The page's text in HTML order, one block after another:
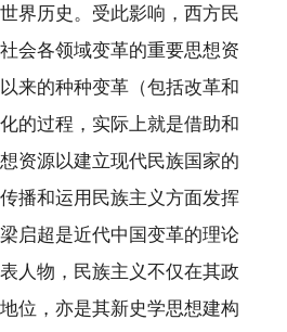
界历史。受此影响，西方民
会各领域变革的重要思想资
来的种种变革（包括改革和
的过程，实际上就是借助和
资源以建立现代民族国家的
播和运用民族主义方面发挥
启超是近代中国变革的理论
人物，民族主义不仅在其政
位，亦是其新史学思想建构